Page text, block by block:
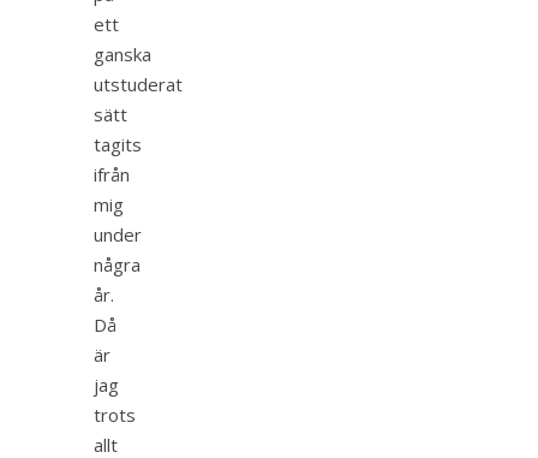
ett
ganska
utstuderat
sätt
tagits
ifrån
mig
under
några
år.
Då
är
jag
trots
allt